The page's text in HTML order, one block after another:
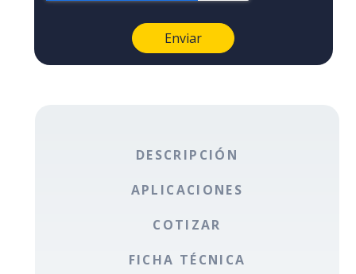
DESCRIPCIÓN
APLICACIONES
COTIZAR
FICHA TÉCNICA